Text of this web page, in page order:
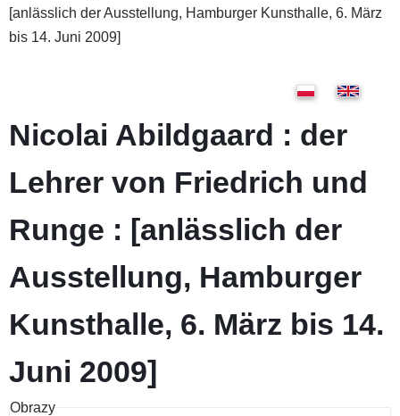
[anlässlich der Ausstellung, Hamburger Kunsthalle, 6. März
bis 14. Juni 2009]
Nicolai Abildgaard : der
Lehrer von Friedrich und
Runge : [anlässlich der
Ausstellung, Hamburger
Kunsthalle, 6. März bis 14.
Juni 2009]
Obrazy